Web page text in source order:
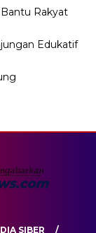
Rakyat
Edukatif
SIBER